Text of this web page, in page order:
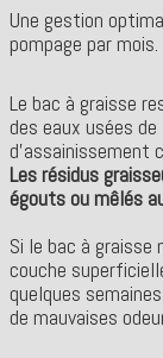
Une gestion
pompage par mois.
Le bac à graisse
des eaux usées
d'assainissement
Les résidus
égouts ou mêlés
Si le bac à
couche
quelques
de mauvaises